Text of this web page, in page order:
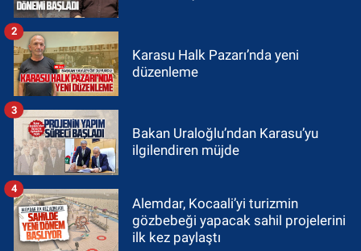
Karasu Halk Pazarı’nda yeni
düzenleme
2
Bakan Uraloğlu’ndan Karasu’yu
ilgilendiren müjde
3
Alemdar, Kocaali’yi turizmin
gözbebeği yapacak sahil projelerini
ilk kez paylaştı
4